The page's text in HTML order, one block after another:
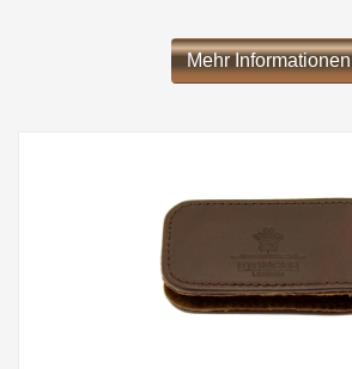
Mehr Informationen